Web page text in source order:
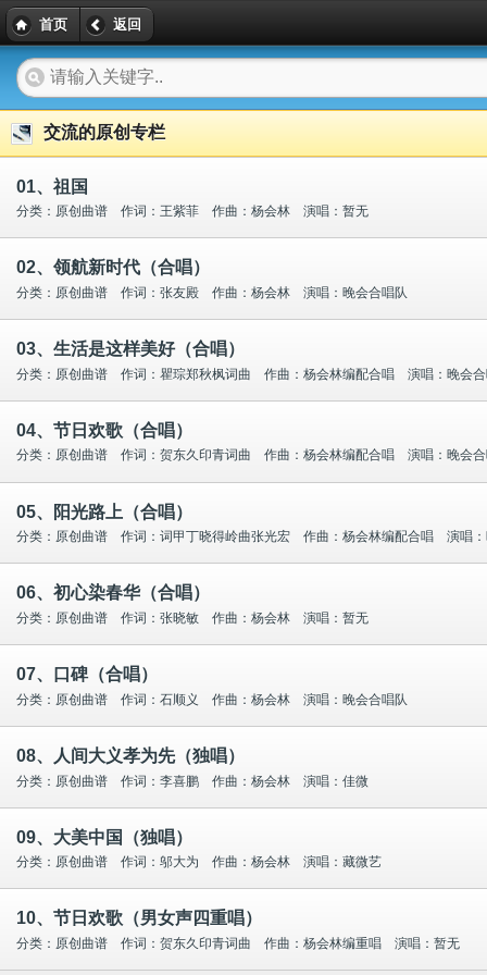
首页 返回
交流的原创专栏
01、祖国
分类：原创曲谱 作词：王紫菲 作曲：杨会林 演唱：暂无
02、领航新时代（合唱）
分类：原创曲谱 作词：张友殿 作曲：杨会林 演唱：晚会合唱队
03、生活是这样美好（合唱）
分类：原创曲谱 作词：瞿琮郑秋枫词曲 作曲：杨会林编配合唱 演唱：晚会合
04、节日欢歌（合唱）
分类：原创曲谱 作词：贺东久印青词曲 作曲：杨会林编配合唱 演唱：晚会合
05、阳光路上（合唱）
分类：原创曲谱 作词：词甲丁晓得岭曲张光宏 作曲：杨会林编配合唱 演唱：
06、初心染春华（合唱）
分类：原创曲谱 作词：张晓敏 作曲：杨会林 演唱：暂无
07、口碑（合唱）
分类：原创曲谱 作词：石顺义 作曲：杨会林 演唱：晚会合唱队
08、人间大义孝为先（独唱）
分类：原创曲谱 作词：李喜鹏 作曲：杨会林 演唱：佳微
09、大美中国（独唱）
分类：原创曲谱 作词：邬大为 作曲：杨会林 演唱：藏微艺
10、节日欢歌（男女声四重唱）
分类：原创曲谱 作词：贺东久印青词曲 作曲：杨会林编重唱 演唱：暂无